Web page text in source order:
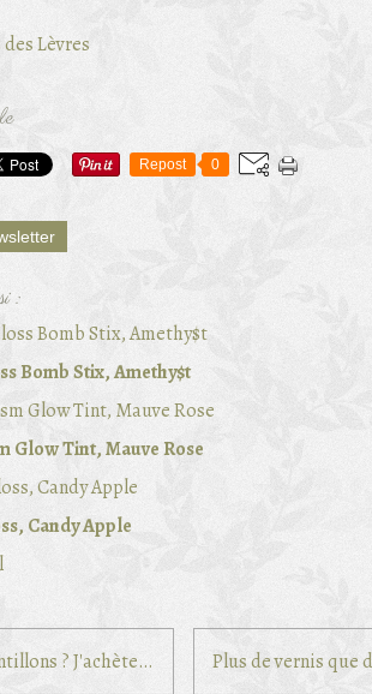
Lèvres
Repost 0
:
Bomb Stix, Amethy$t
Glow Tint, Mauve Rose
Candy Apple
Teste d'échantillons ? J'achète ou pas #2